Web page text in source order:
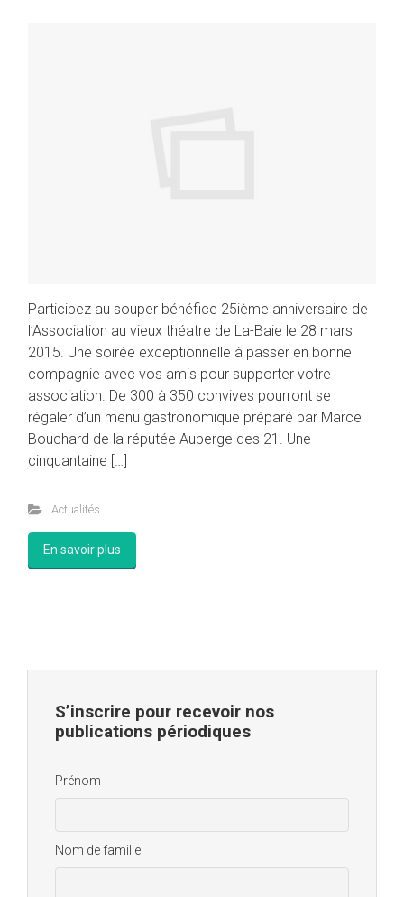
Participez au souper bénéfice 25ième anniversaire de
l’Association au vieux théatre de La-Baie le 28 mars
2015. Une soirée exceptionnelle à passer en bonne
compagnie avec vos amis pour supporter votre
association. De 300 à 350 convives pourront se
régaler d’un menu gastronomique préparé par Marcel
Bouchard de la réputée Auberge des 21. Une
cinquantaine […]
Actualités
En savoir plus
S’inscrire pour recevoir nos
publications périodiques
Prénom
Nom de famille